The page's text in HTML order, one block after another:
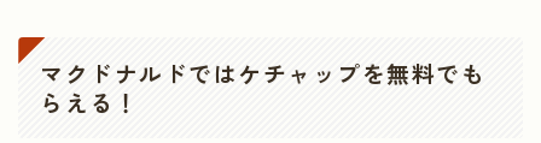
マクドナルドではケチャップを無料でも
らえる ！